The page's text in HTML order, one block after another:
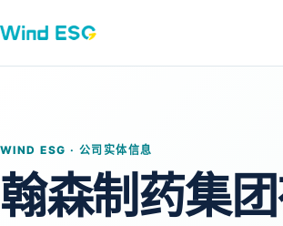
WIND ESG · 公司实体信息
翰森制药集